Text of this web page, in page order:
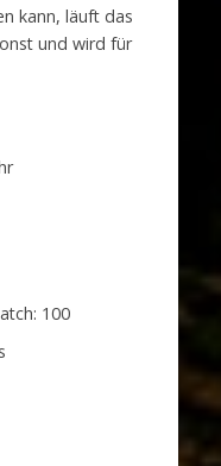
kann, läuft das
und wird für
100